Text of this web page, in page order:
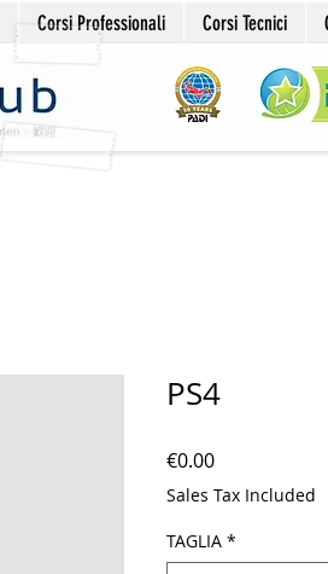
Corsi Professionali Corsi Tecnici
PS4
€0.00Price
Sales Tax Included
TAGLIA *